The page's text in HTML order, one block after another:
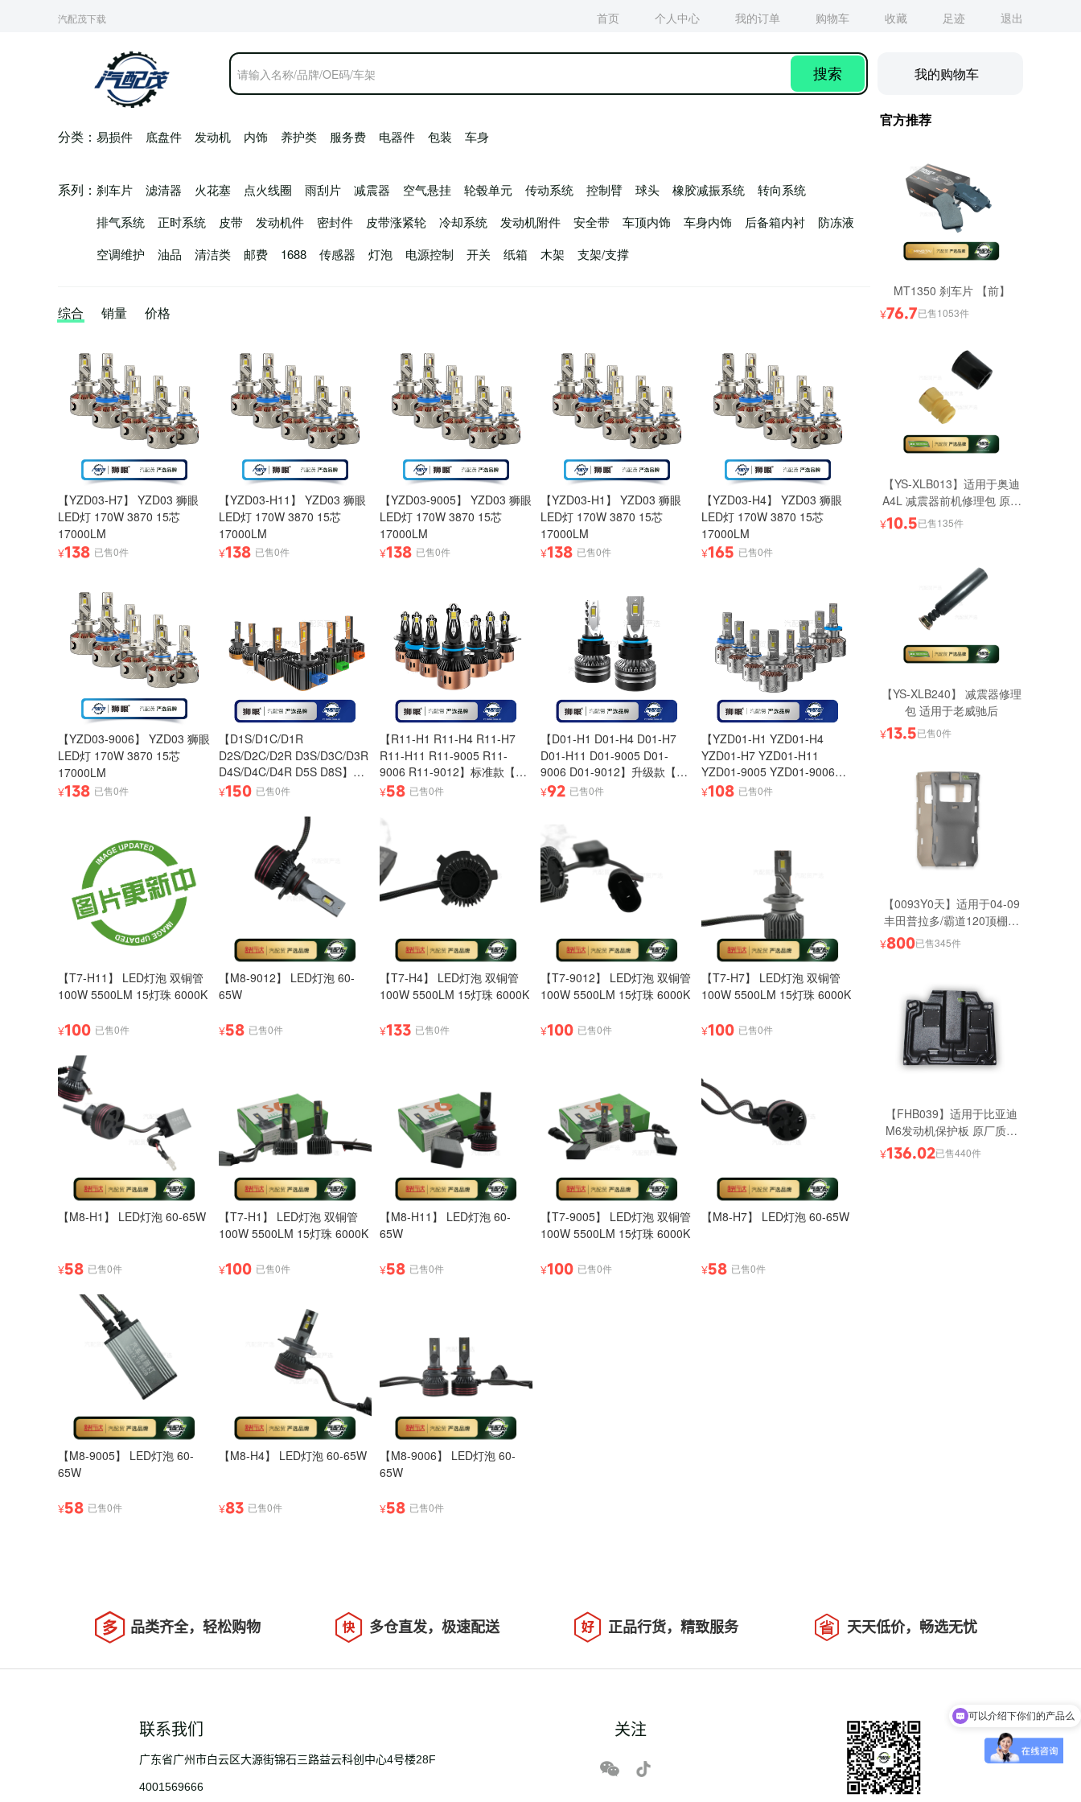
搜索 我的购物车
分类： 易损件 底盘件 发动机 内饰 养护类 服务费 电器件 包装 车身
系列： 刹车片 滤清器 火花塞 点火线圈 雨刮片 减震器 空气悬挂 轮毂单元 传动系统 控制臂 球头 橡胶减振系统
转向系统
排气系统
正时系统 皮带 发动机件 密封件 皮带涨紧轮 冷却系统 发动机附件 安全带 车顶内饰 车身内饰 后备箱内衬
防冻液
空调维护
油品 清洁类 邮费 1688 传感器 灯泡 电源控制 开关 纸箱 木架 支架/支撑
综合 销量 价格
【YZD03-H7】 YZD03 狮眼
LED灯 170W 3870 15芯
17000LM
¥138 已售0件
【YZD03-H11】 YZD03 狮眼
LED灯 170W 3870 15芯
17000LM
¥138 已售0件
【YZD03-9005】 YZD03 狮眼
LED灯 170W 3870 15芯
17000LM
¥138 已售0件
【YZD03-H1】 YZD03 狮眼
LED灯 170W 3870 15芯
17000LM
¥138 已售0件
【YZD03-H4】 YZD03 狮眼
LED灯 170W 3870 15芯
17000LM
¥165 已售0件
【YZD03-9006】 YZD03 狮眼
LED灯 170W 3870 15芯
17000LM
¥138 已售0件
【D1S/D1C/D1R
D2S/D2C/D2R D3S/D3C/D3R
D4S/D4C/D4R D5S D8S】
【D1S/D1C/D1R
D4S/D4C/D4R D5S D8S】D
系列【狮眼LED灯】 55W
7040芯片（15芯） 5000流明
¥150 已售0件
【R11-H1 R11-H4 R11-H7
R11-H11 R11-9005 R11-
9006 R11-9012】标准款【狮
眼LED灯】 75W/对 3570芯片
¥58 已售0件
【D01-H1 D01-H4 D01-H7
D01-H11 D01-9005 D01-
9006 D01-9012】升级款【狮
眼LED灯】 120W/对 3570芯
¥92 已售0件
【YZD01-H1 YZD01-H4
YZD01-H7 YZD01-H11
YZD01-9005 YZD01-9006
YZD01-9012】臻选款【狮眼
¥108 已售0件
【T7-H11】 LED灯泡 双铜管
100W 5500LM 15灯珠 6000K
¥100 已售0件
【M8-9012】 LED灯泡 60-
65W
¥58 已售0件
【T7-H4】 LED灯泡 双铜管
100W 5500LM 15灯珠 6000K
¥133 已售0件
【T7-9012】 LED灯泡 双铜管
100W 5500LM 15灯珠 6000K
¥100 已售0件
【T7-H7】 LED灯泡 双铜管
100W 5500LM 15灯珠 6000K
¥100 已售0件
【M8-H1】 LED灯泡 60-65W
¥58 已售0件
【T7-H1】 LED灯泡 双铜管
100W 5500LM 15灯珠 6000K
¥100 已售0件
【M8-H11】 LED灯泡 60-
65W
¥58 已售0件
【T7-9005】 LED灯泡 双铜管
100W 5500LM 15灯珠 6000K
¥100 已售0件
【M8-H7】 LED灯泡 60-65W
¥58 已售0件
【M8-9005】 LED灯泡 60-
65W
¥58 已售0件
【M8-H4】 LED灯泡 60-65W
¥83 已售0件
【M8-9006】 LED灯泡 60-
65W
¥58 已售0件
官方推荐
MT1350 刹车片 【前】
¥76.7已售1053件
【YS-XLB013】适用于奥迪
A4L 减震器前机修理包 原厂
质量
¥10.5已售135件
【YS-XLB240】 减震器修理
包 适用于老威驰后
¥13.5已售0件
【0093Y0天】适用于04-09
丰田普拉多/霸道120顶棚内
衬 带天窗 灰色 米色 原厂质
¥800已售345件
【FHB039】适用于比亚迪
M6发动机保护板 原厂质量
工厂直发 支持快递发货
¥136.02已售440件
可以介绍下你们的产品么